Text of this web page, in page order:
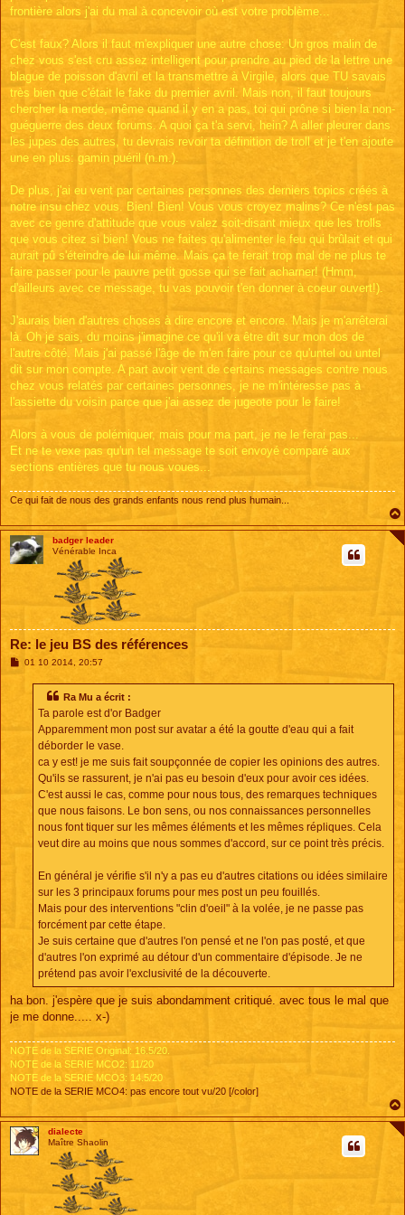
frontière alors j'ai du mal à concevoir où est votre problème...
C'est faux? Alors il faut m'expliquer une autre chose: Un gros malin de
chez vous s'est cru assez intelligent pour prendre au pied de la lettre une
blague de poisson d'avril et la transmettre à Virgile, alors que TU savais
très bien que c'était le fake du premier avril. Mais non, il faut toujours
chercher la merde, même quand il y en a pas, toi qui prône si bien la non-
guéguerre des deux forums. A quoi ça t'a servi, hein? A aller pleurer dans
les jupes des autres, tu devrais revoir ta définition de troll et je t'en ajoute
une en plus: gamin puéril (n.m.).
De plus, j'ai eu vent par certaines personnes des derniers topics créés à
notre insu chez vous. Bien! Bien! Vous vous croyez malins? Ce n'est pas
avec ce genre d'attitude que vous valez soit-disant mieux que les trolls
que vous citez si bien! Vous ne faites qu'alimenter le feu qui brûlait et qui
aurait pû s'éteindre de lui même. Mais ça te ferait trop mal de ne plus te
faire passer pour le pauvre petit gosse qui se fait acharner! (Hmm,
d'ailleurs avec ce message, tu vas pouvoir t'en donner à coeur ouvert!).
J'aurais bien d'autres choses à dire encore et encore. Mais je m'arrêterai
là. Oh je sais, du moins j'imagine ce qu'il va être dit sur mon dos de
l'autre côté. Mais j'ai passé l'âge de m'en faire pour ce qu'untel ou untel
dit sur mon compte. A part avoir vent de certains messages contre nous
chez vous relatés par certaines personnes, je ne m'intéresse pas à
l'assiette du voisin parce que j'ai assez de jugeote pour le faire!
Alors à vous de polémiquer, mais pour ma part, je ne le ferai pas...
Et ne te vexe pas qu'un tel message te soit envoyé comparé aux
sections entières que tu nous voues...
Ce qui fait de nous des grands enfants nous rend plus humain...
badger leader
Vénérable Inca
Re: le jeu BS des références
M01 10 2014, 20:57
Ra Mu a écrit :
Ta parole est d'or Badger
Apparemment mon post sur avatar a été la goutte d'eau qui a fait
déborder le vase.
ca y est! je me suis fait soupçonnée de copier les opinions des autres.
Qu'ils se rassurent, je n'ai pas eu besoin d'eux pour avoir ces idées.
C'est aussi le cas, comme pour nous tous, des remarques techniques
que nous faisons. Le bon sens, ou nos connaissances personnelles
nous font tiquer sur les mêmes éléments et les mêmes répliques. Cela
veut dire au moins que nous sommes d'accord, sur ce point très précis.
En général je vérifie s'il n'y a pas eu d'autres citations ou idées similaire
sur les 3 principaux forums pour mes post un peu fouillés.
Mais pour des interventions "clin d'oeil" à la volée, je ne passe pas
forcément par cette étape.
Je suis certaine que d'autres l'on pensé et ne l'on pas posté, et que
d'autres l'on exprimé au détour d'un commentaire d'épisode. Je ne
prétend pas avoir l'exclusivité de la découverte.
ha bon. j'espère que je suis abondamment critiqué. avec tous le mal que
je me donne..... x-)
NOTE de la SERIE Original: 16.5/20.
NOTE de la SERIE MCO2: 11/20
NOTE de la SERIE MCO3: 14.5/20
NOTE de la SERIE MCO4: pas encore tout vu/20 [/color]
dialecte
Maître Shaolin